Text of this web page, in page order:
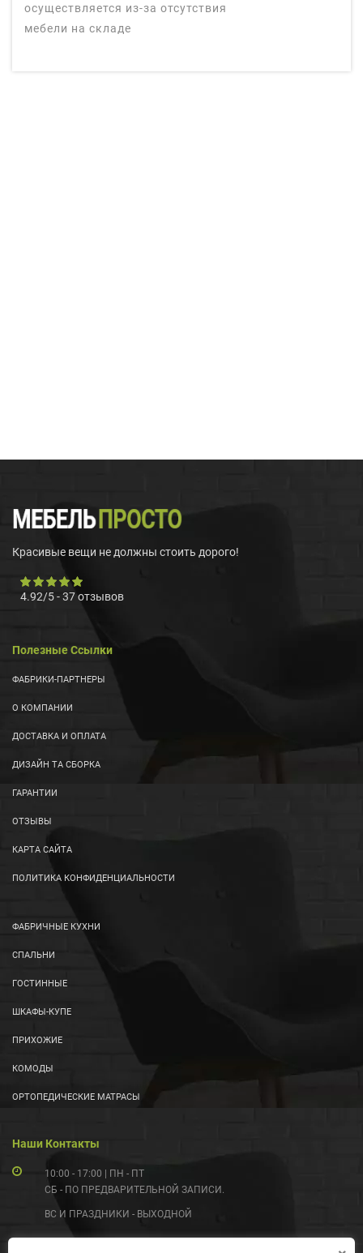
осуществляется из-за отсутствия
мебели на складе
Красивые вещи не должны стоить дорого!
4.92/5-37отзывов
Полезные Ссылки
ФАБРИКИ-ПАРТНЕРЫ
О КОМПАНИИ
ДОСТАВКА И ОПЛАТА
ДИЗАЙН ТА СБОРКА
ГАРАНТИИ
ОТЗЫВЫ
КАРТА САЙТА
ПОЛИТИКА КОНФИДЕНЦИАЛЬНОСТИ
ФАБРИЧНЫЕ КУХНИ
СПАЛЬНИ
ГОСТИННЫЕ
ШКАФЫ-КУПЕ
ПРИХОЖИЕ
КОМОДЫ
ОРТОПЕДИЧЕСКИЕ МАТРАСЫ
Наши Контакты
10:00 - 17:00 | ПН - ПТ
СБ - ПО ПРЕДВАРИТЕЛЬНОЙ ЗАПИСИ.
ВС И ПРАЗДНИКИ - ВЫХОДНОЙ